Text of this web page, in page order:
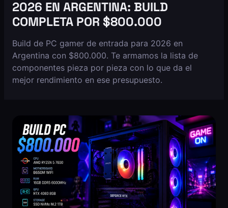
2026 EN ARGENTINA: BUILD
COMPLETA POR $800.000
Build de PC gamer de entrada para 2026 en
Argentina con $800.000. Te armamos la lista de
componentes pieza por pieza con lo que da el
mejor rendimiento en ese presupuesto.